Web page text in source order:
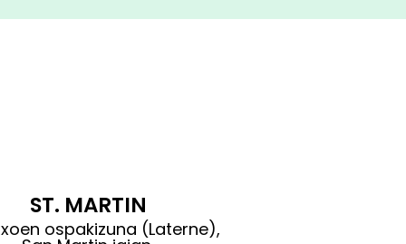
ST. MARTIN
ospakizuna (Laterne),